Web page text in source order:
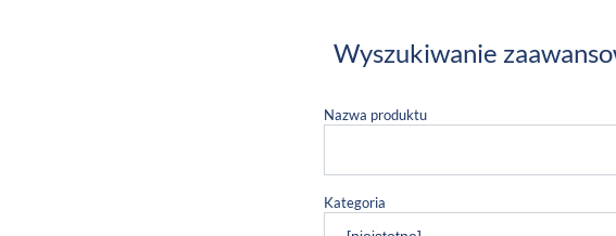
Wyszukiwanie
Nazwa produktu
Kategoria